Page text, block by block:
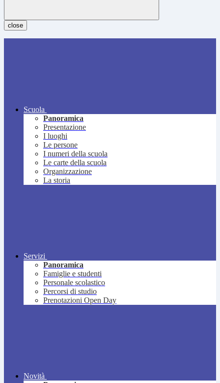
close
Scuola
Panoramica
Presentazione
I luoghi
Le persone
I numeri della scuola
Le carte della scuola
Organizzazione
La storia
Servizi
Panoramica
Famiglie e studenti
Personale scolastico
Percorsi di studio
Prenotazioni Open Day
Novità